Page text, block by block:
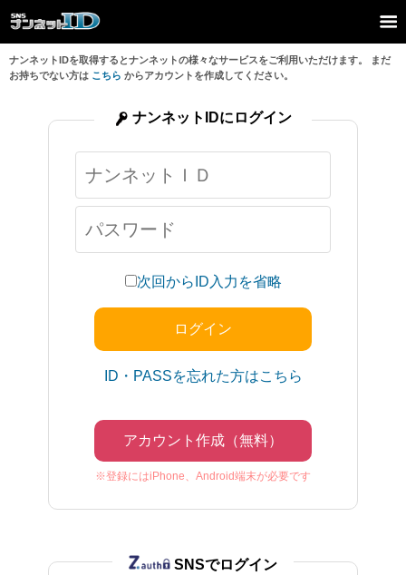
ナンネットIDを取得するとナンネットの様々なサービスをご利用いただけます。 まだ
お持ちでない方は こちら からアカウントを作成してください。
次回からID入力を省略
ID・PASSを忘れた方はこちら
アカウント作成（無料）
※登録にはiPhone、Android端末が必要です
ナンネットIDにログイン
SNSでログイン